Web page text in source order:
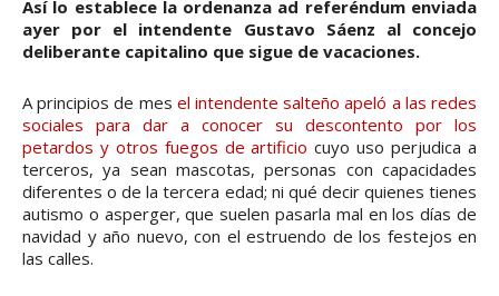
Así lo establece la ordenanza ad referéndum enviada
ayer por el intendente Gustavo Sáenz al concejo
deliberante capitalino que sigue de vacaciones.
A principios de mes el intendente salteño apeló a las redes
sociales para dar a conocer su descontento por los
petardos y otros fuegos de artificio cuyo uso perjudica a
terceros, ya sean mascotas, personas con capacidades
diferentes o de la tercera edad; ni qué decir quienes tienes
autismo o asperger, que suelen pasarla mal en los días de
navidad y año nuevo, con el estruendo de los festejos en
las calles.